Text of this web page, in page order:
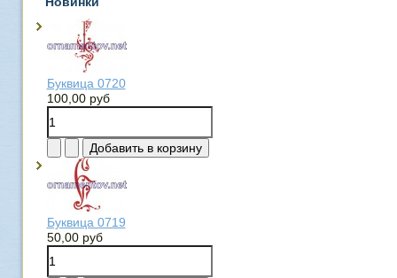
Буквица 0720
100,00 руб
Буквица 0719
50,00 руб